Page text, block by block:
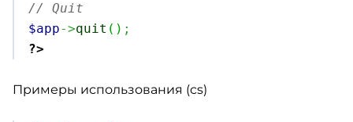
// Quit
$app->quit ( ) ;
?>
Примеры использования (cs)